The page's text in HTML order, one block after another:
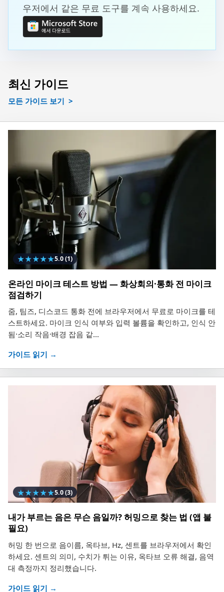
우저에서 같은 무료 도구를 계속 사용하세요.
최신 가이드
모든 가이드 보기
★★★★★5.0(1)
온라인 마이크 테스트 방법 — 화상회의·통화 전 마이크
점검하기
줌, 팀즈, 디스코드 통화 전에 브라우저에서 무료로 마이크를 테
스트하세요. 마이크 인식 여부와 입력 볼륨을 확인하고, 인식 안
됨·소리 작음·배경 잡음 같...
가이드 읽기 →
★★★★★5.0(3)
내가 부르는 음은 무슨 음일까? 허밍으로 찾는 법 (앱 불
필요)
허밍 한 번으로 음이름, 옥타브, Hz, 센트를 브라우저에서 확인
하세요. 센트의 의미, 수치가 튀는 이유, 옥타브 오류 해결, 음역
대 측정까지 정리했습니다.
가이드 읽기 →